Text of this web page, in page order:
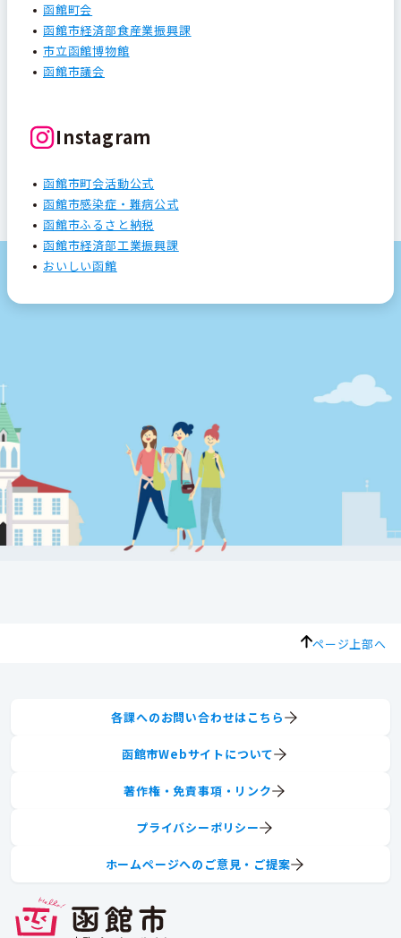
函館町会
函館市経済部食産業振興課
市立函館博物館
函館市議会
Instagram
函館市町会活動公式
函館市感染症・難病公式
函館市ふるさと納税
函館市経済部工業振興課
おいしい函館
ページ上部へ
各課へのお問い合わせはこちら
函館市Webサイトについて
著作権・免責事項・リンク
プライバシーポリシー
ホームページへのご意見・ご提案